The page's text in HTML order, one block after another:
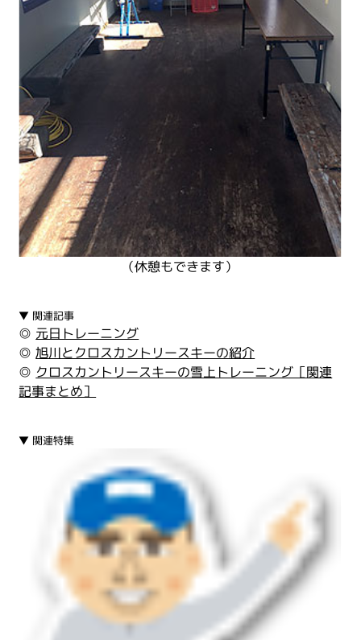
（休憩もできます）
▼ 関連記事
◎ 元日トレーニング
◎旭川とクロスカントリースキーの紹介
◎ クロスカントリースキーの雪上トレーニング［関連
記事まとめ］
▼ 関連特集